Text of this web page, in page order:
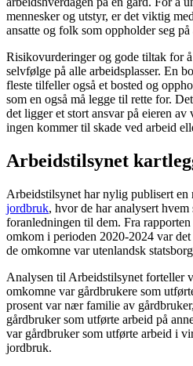
mennesker og utstyr, er det viktig
ansatte og folk som oppholder seg på
Risikovurderinger og gode tiltak for
selvfølge på alle arbeidsplasser. En
fleste tilfeller også et bosted og
som en også må legge til rette for.
det ligger et stort ansvar på eieren
ingen kommer til skade ved arbeid
Arbeidstilsynet
Arbeidstilsynet har nylig publisert en
jordbruk, hvor de har analysert
foranledningen til dem. Fra
omkom i perioden 2020-2024 var
de omkomne var utenlandsk
Analysen til Arbeidstilsynet forteller
omkomne var gårdbrukere som
prosent var nær familie av
gårdbruker som utførte arbeid på
var gårdbruker som utførte arbeid i
jordbruk.